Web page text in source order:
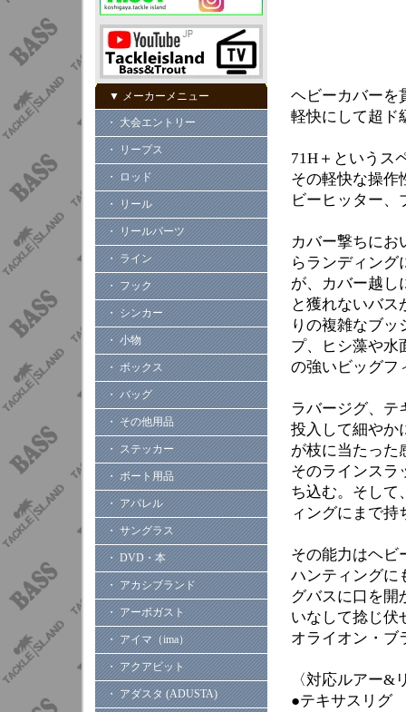
▼ メーカーメニュー
・ 大会エントリー
・ リープス
・ ロッド
・ リール
・ リールパーツ
・ ライン
・ フック
・ シンカー
・ 小物
・ ボックス
・ バッグ
・ その他用品
・ ステッカー
・ ボート用品
・ アパレル
・ サングラス
・ DVD・本
・ アカシブランド
・ アーボガスト
・ アイマ（ima）
・ アクアビット
・ アダスタ (ADUSTA)
ヘビーカバーを
軽快にして超ド
71H＋というス
その軽快な操作
ビーヒッター、
カバー撃ちにお
らランディン
が、カバー越し
と獲れないバ
りの複雑なブ
プ、ヒシ藻や水
の強いビッグフ
ラバージグ、テ
投入して細やか
が枝に当たった
そのラインスラ
ち込む。そして
ィングにまで持
その能力はヘビ
ハンティングに
グバスに口を開
いなして捻じ伏
オライオン・ブ
〈対応ルアー&
●テキサスリ